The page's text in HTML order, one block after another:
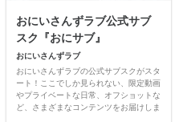
おにいさんずラブ公式サブ
スク『おにサブ』
おにいさんずラブ
おにいさんずラブの公式サブスクがスタ
ート！ここでしか見られない、限定動画
やプライベートな日常、オフショットな
ど、さまざまなコンテンツをお届けしま